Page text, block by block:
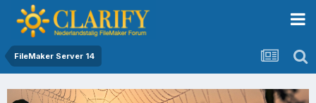
FileMaker Server 14